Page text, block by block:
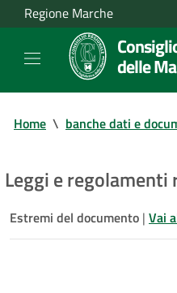
Regione Marche
delle
Home \ banche dati e
Leggi e regolamenti
Estremi del documento | Vai